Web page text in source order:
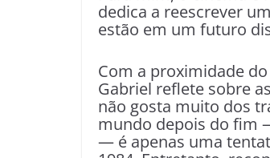
dedica a reescrever
estão em um futuro
Com a proximidade
Gabriel reflete sobre
não gosta muito dos
mundo depois do fim
— é apenas uma